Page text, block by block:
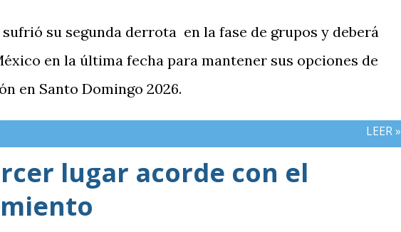
su segunda derrota en la fase de grupos y deberá
en la última fecha para mantener sus opciones de
en Santo Domingo 2026.
LEER »
lugar acorde con el